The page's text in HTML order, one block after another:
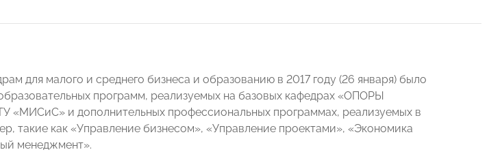
для малого и среднего бизнеса и образованию в 2017 году (26 января) было
программ, реализуемых на базовых кафедрах «ОПОРЫ
и дополнительных профессиональных программах, реализуемых в
такие как «Управление бизнесом», «Управление проектами», «Экономика
менеджмент».